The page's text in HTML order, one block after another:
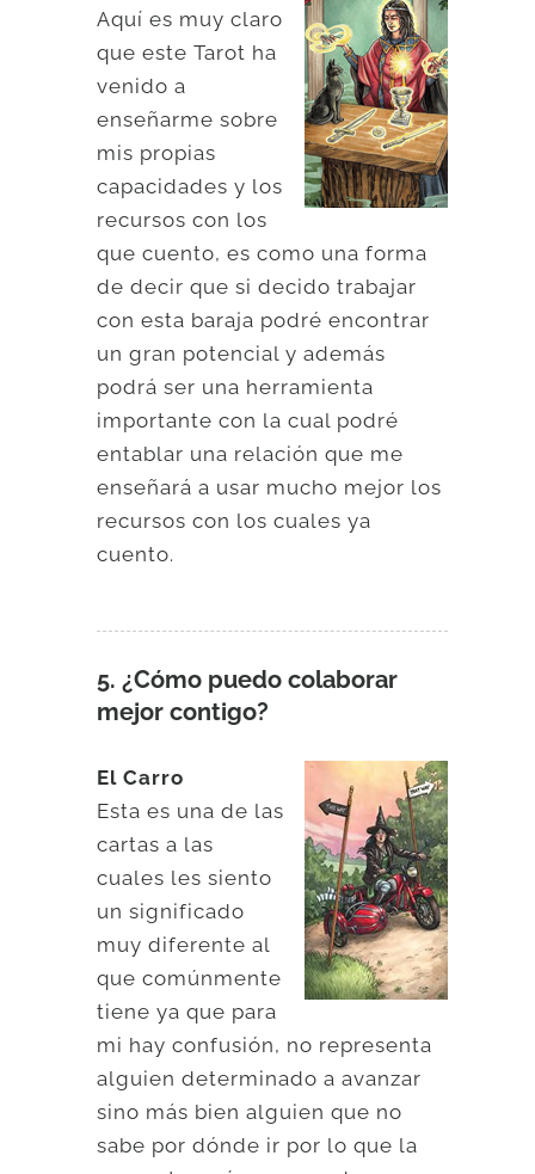
Aquí es muy claro
que este Tarot ha
venido a
enseñarme sobre
mis propias
capacidades y los
recursos con los
que cuento, es como una forma
de decir que si decido trabajar
con esta baraja podré encontrar
un gran potencial y además
podrá ser una herramienta
importante con la cual podré
entablar una relación que me
enseñará a usar mucho mejor los
recursos con los cuales ya
cuento.
5. ¿Cómo puedo colaborar
mejor contigo?
El Carro
Esta es una de las
cartas a las
cuales les siento
un significado
muy diferente al
que comúnmente
tiene ya que para
mi hay confusión, no representa
alguien determinado a avanzar
sino más bien alguien que no
sabe por dónde ir por lo que la